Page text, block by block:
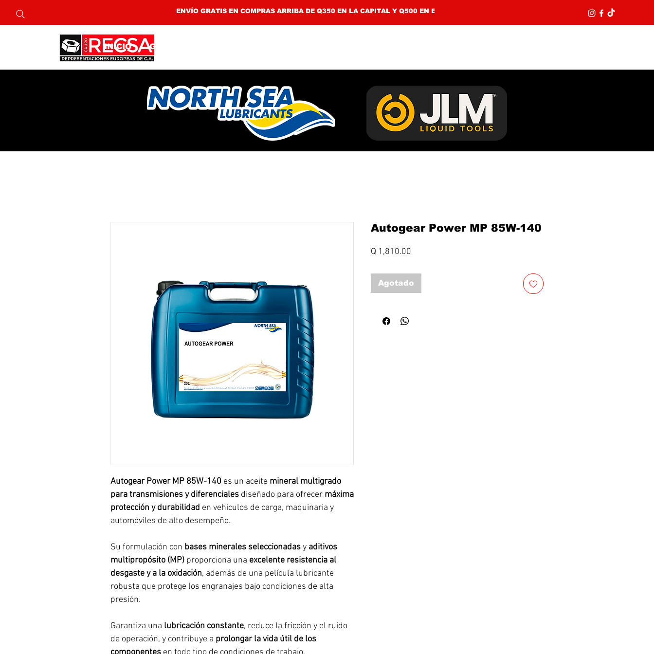
ENVÍO GRATIS EN COMPRAS ARRIBA DE Q350 EN LA CAPITAL Y Q500 EN EL INTERIOR
INICIO GRUPO RECSA
Autogear Power MP 85W-140 es un aceite mineral multigrado
para transmisiones y diferenciales diseñado para ofrecer máxima
protección y durabilidad en vehículos de carga, maquinaria y
automóviles de alto desempeño.
Su formulación con bases minerales seleccionadasy aditivos
multipropósito (MP) proporciona una excelente resistencia al
desgaste y a la oxidación, además de una película lubricante
robusta que protege los engranajes bajo condiciones de alta
presión.
Garantiza una lubricación constante, reduce la fricción y el ruido
de operación, y contribuye a prolongar la vida útil de los
Autogear Power MP 85W-140
Q 1,810.00
Agotado